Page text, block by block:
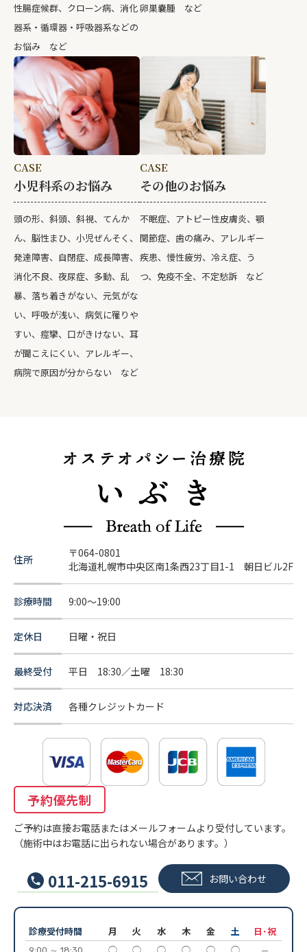
性腸症候群、クローン病、消化
器系・循環器・呼吸器系などの
お悩み など
卵巣嚢腫 など
CASE
小児科系のお悩み
頭の形、斜頭、斜視、てんか
ん、脳性まひ、小児ぜんそく、
発達障害、自閉症、成長障害、
消化不良、夜尿症、多動、乱
暴、落ち着きがない、元気がな
い、呼吸が浅い、病気に罹りや
すい、痙攣、口がきけない、耳
が聞こえにくい、アレルギー、
病院で原因が分からない など
CASE
その他のお悩み
不眠症、アトピー性皮膚炎、顎
関節症、歯の痛み、アレルギー
疾患、慢性疲労、冷え症、う
つ、免疫不全、不定愁訴 など
住所
〒064-0801
北海道札幌市中央区南1条西23丁目1-1 朝日ビル2F
診療時間 9:00～19:00
定休日 日曜・祝日
最終受付 平日 18:30／土曜 18:30
対応決済 各種クレジットカード
予約優先制
ご予約は直接お電話またはメールフォームより受付しています。
（施術中はお電話に出られない場合があります。）
011-215-6915 お問い合わせ
診療受付時間 月 火 水 木 金 土 日･祝